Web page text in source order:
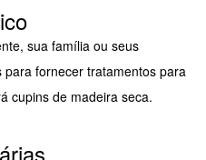
sua família ou seus
fornecer tratamentos para
cupins de madeira seca.